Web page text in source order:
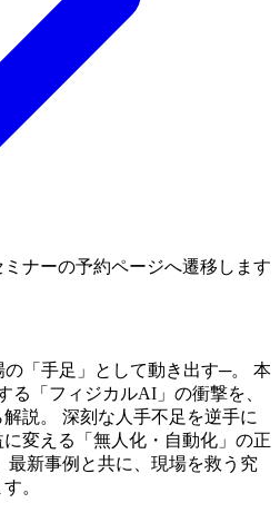
ナーの予約ページへ遷移します
「手足」として動き出す─。 本
る「フィジカルAI」の衝撃を、
説。 深刻な人手不足を逆手に
変える「無人化・自動化」の正
最新事例と共に、現場を救う究
。